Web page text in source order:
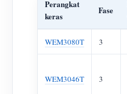
Perangkat
keras
Fase
WEM3080T 3
WEM3046T 3